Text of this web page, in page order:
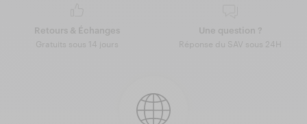
Retours & Échanges
Gratuits sous 14 jours
Une question ?
Réponse du SAV sous 24H